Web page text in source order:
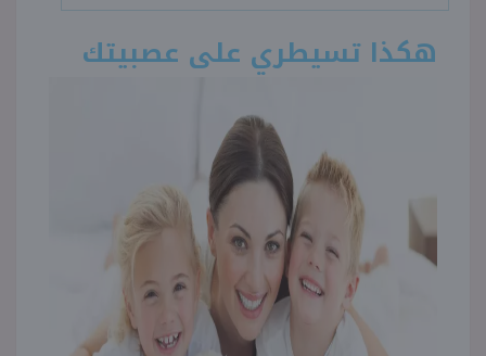
هكذا تسيطري على عصبيتك